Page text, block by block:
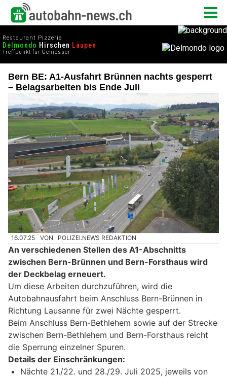
Bern BE: A1-Ausfahrt Brünnen nachts gesperrt
– Belagsarbeiten bis Ende Juli
16.07.25 VON POLIZEI.NEWS REDAKTION
An verschiedenen Stellen des A1-Abschnitts
zwischen Bern-Brünnen und Bern-Forsthaus wird
der Deckbelag erneuert.
Um diese Arbeiten durchzuführen, wird die
Autobahnausfahrt beim Anschluss Bern-Brünnen in
Richtung Lausanne für zwei Nächte gesperrt.
Beim Anschluss Bern-Bethlehem sowie auf der Strecke
zwischen Bern-Bethlehem und Bern-Forsthaus reicht
die Sperrung einzelner Spuren.
Details der Einschränkungen:
Nächte 21./22. und 28./29. Juli 2025, jeweils von